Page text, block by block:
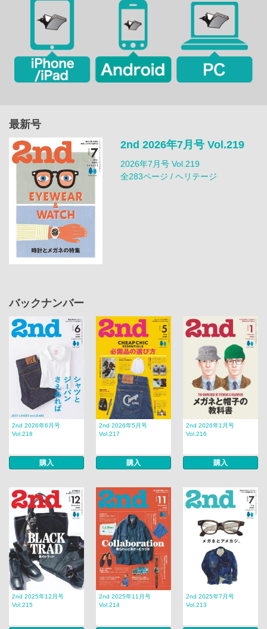
最新号
2nd 2026年7月号 Vol.219
2026年7月号 Vol.219
全283ページ / ヘリテージ
バックナンバー
2nd 2026年6月号
Vol.218
購入
2nd 2026年5月号
Vol.217
購入
2nd 2026年1月号
Vol.216
購入
2nd 2025年12月号
Vol.215
2nd 2025年11月号
Vol.214
2nd 2025年7月号
Vol.213